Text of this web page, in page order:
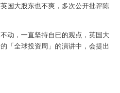
国大股东也不爽，多次公开批评陈
动，一直坚持自已的观点，英国大
「全球投资周」的演讲中，会提出